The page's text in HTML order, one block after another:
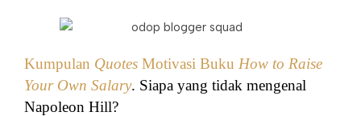
Kumpulan Quotes Motivasi Buku How to Raise
Your Own Salary. Siapa yang tidak mengenal
Napoleon Hill?